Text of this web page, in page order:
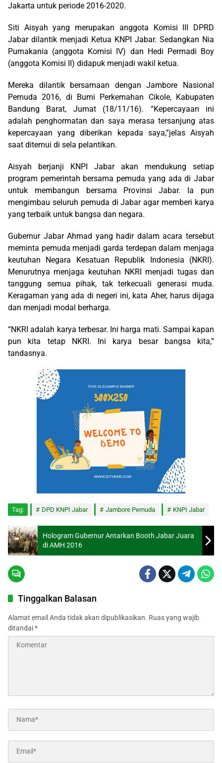
Jakarta untuk periode 2016-2020.
Siti Aisyah yang merupakan anggota Komisi III DPRD
Jabar dilantik menjadi Ketua KNPI Jabar. Sedangkan Nia
Purnakania (anggota Komisi IV) dan Hedi Permadi Boy
(anggota Komisi II) didapuk menjadi wakil ketua.
Mereka dilantik bersamaan dengan Jambore Nasional
Pemuda 2016, di Bumi Perkemahan Cikole, Kabupaten
Bandung Barat, Jumat (18/11/16). “Kepercayaan ini
adalah penghormatan dan saya merasa tersanjung atas
kepercayaan yang diberikan kepada saya,”jelas Aisyah
saat ditemui di sela pelantikan.
Aisyah berjanji KNPI Jabar akan mendukung setiap
program pemerintah bersama pemuda yang ada di Jabar
untuk membangun bersama Provinsi Jabar. Ia pun
mengimbau seluruh pemuda di Jabar agar memberi karya
yang terbaik untuk bangsa dan negara.
Gubernur Jabar Ahmad yang hadir dalam acara tersebut
meminta pemuda menjadi garda terdepan dalam menjaga
keutuhan Negara Kesatuan Republik Indonesia (NKRI).
Menurutnya menjaga keutuhan NKRI menjadi tugas dan
tanggung semua pihak, tak terkecuali generasi muda.
Keragaman yang ada di negeri ini, kata Aher, harus dijaga
dan menjadi modal berharga.
“NKRI adalah karya terbesar. Ini harga mati. Sampai kapan
pun kita tetap NKRI. Ini karya besar bangsa kita,”
tandasnya.
Tag: DPD KNPI Jabar Jambore Pemuda KNPI Jabar
Hologram Gubernur Antarkan Booth Jabar Juara
di AMH 2016
Tinggalkan Balasan
Alamat email Anda tidak akan dipublikasikan. Ruas yang wajib
ditandai*